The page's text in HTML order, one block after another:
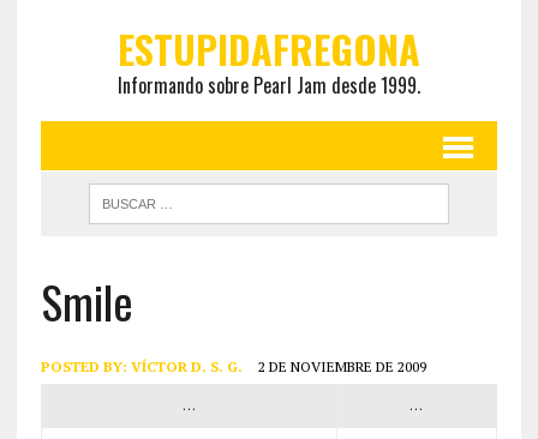
ESTUPIDAFREGONA
Informando sobre Pearl Jam desde 1999.
Smile
POSTED BY: VÍCTOR D. S. G. 2 DE NOVIEMBRE DE 2009
… …